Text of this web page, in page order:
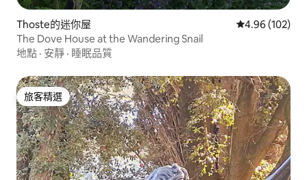
Thoste的迷你屋 從 102 則評價
4.96 (102)
The Dove House at the Wandering Snail
地點 · 安靜 · 睡眠品質
旅客精選
旅客精選